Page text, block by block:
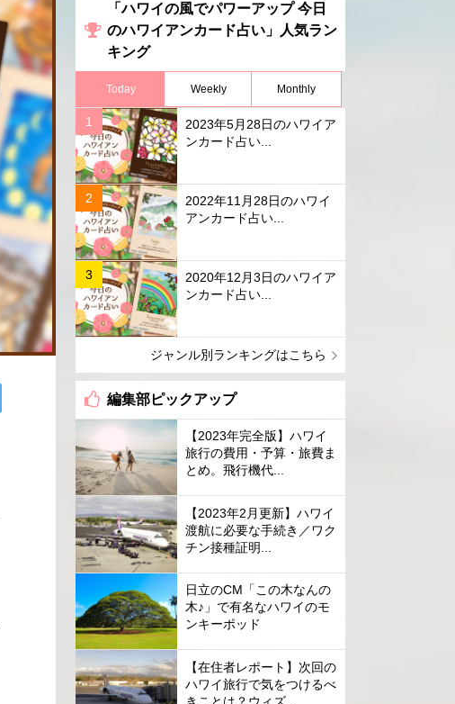
「ハワイの風でパワーアップ 今日
のハワイアンカード占い」人気ラン
キング
Today Weekly Monthly
2023年5月28日のハワイア
ンカード占い...
2022年11月28日のハワイ
アンカード占い...
2020年12月3日のハワイア
ンカード占い...
ジャンル別ランキングはこちら
編集部ピックアップ
【2023年完全版】ハワイ
旅行の費用・予算・旅費ま
とめ。飛行機代...
【2023年2月更新】ハワイ
渡航に必要な手続き／ワク
チン接種証明...
日立のCM「この木なんの
木♪」で有名なハワイのモ
ンキーポッド
【在住者レポート】次回の
ハワイ旅行で気をつけるべ
きことは？ウィズ...